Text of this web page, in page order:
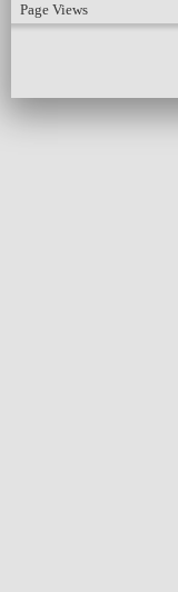
Page Views